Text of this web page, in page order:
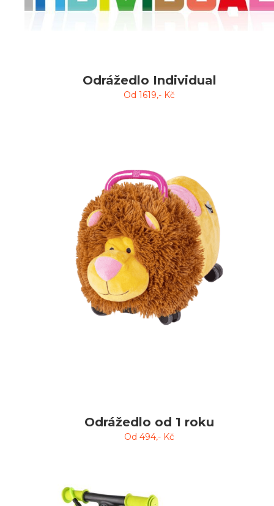
Odrážedlo Individual
Od 1619,- Kč
Odrážedlo od 1 roku
Od 494,- Kč